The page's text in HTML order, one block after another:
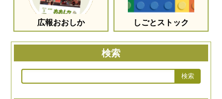
広報おおしか しごとストック
検索